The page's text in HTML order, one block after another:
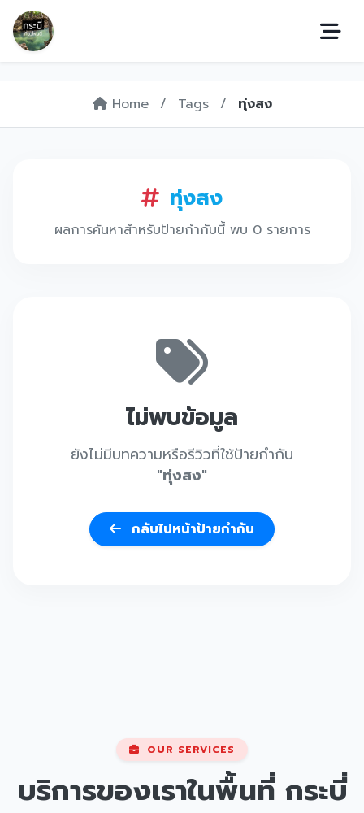
Home / Tags / ทุ่งสง
ทุ่งสง
ผลการค้นหาสำหรับป้ายกำกับนี้ พบ 0 รายการ
ไม่พบข้อมูล
ยังไม่มีบทความหรือรีวิวที่ใช้ป้ายกำกับ
"ทุ่งสง"
กลับไปหน้าป้ายกำกับ
OUR SERVICES
บริการของเราในพื้นที่ กระบี่